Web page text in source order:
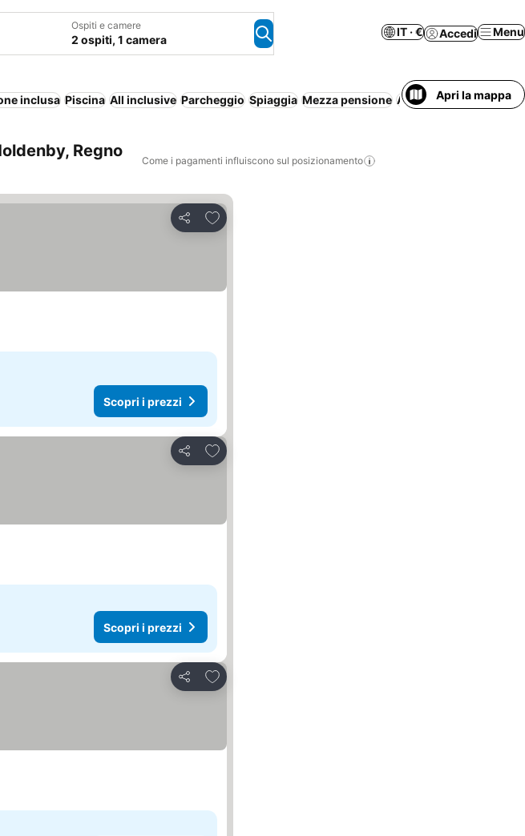
Ospiti e camere
2 ospiti, 1 camera
IT · € Accedi Menu
inclusa Piscina All inclusive Parcheggio Spiaggia Mezza pensione AparthotelApri la mappa
Regno
Come i pagamenti influiscono sul posizionamento
Condividi
Aggiungi ai preferiti
Scopri i prezzi
Condividi
Aggiungi ai preferiti
Scopri i prezzi
Condividi
Aggiungi ai preferiti